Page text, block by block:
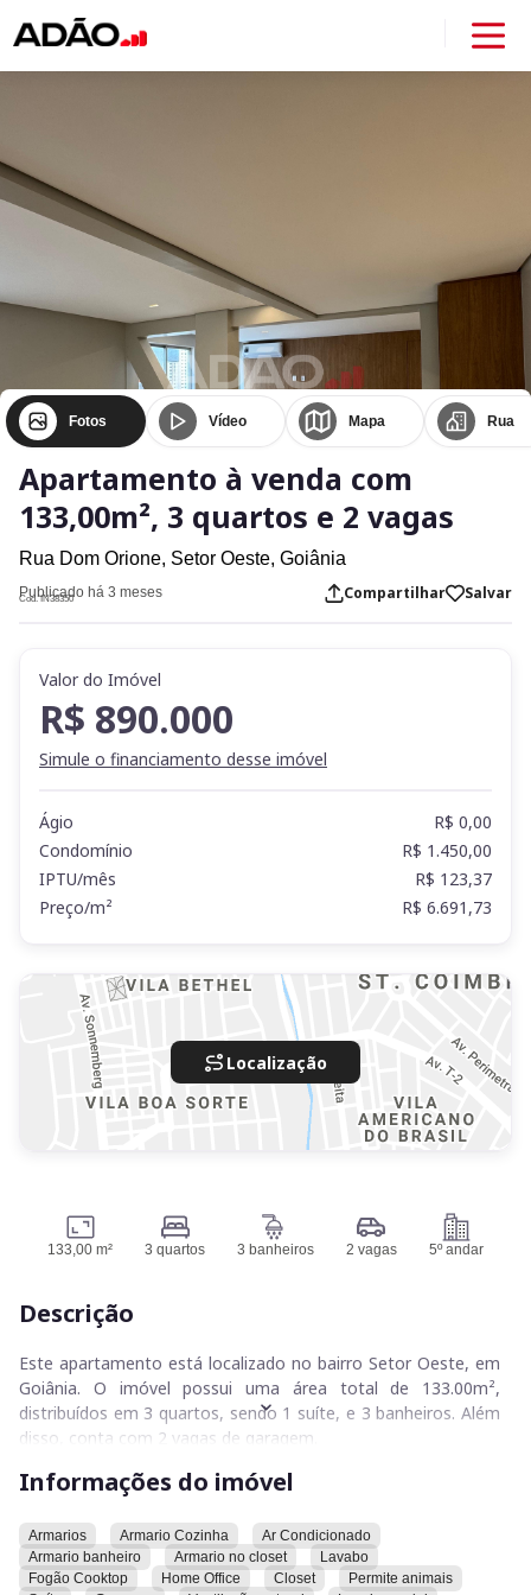
Fotos Vídeo Mapa Rua
Apartamento à venda com
133,00m², 3 quartos e 2 vagas
Rua Dom Orione, Setor Oeste, Goiânia
Publicado há 3 meses
Cod. IN38350 Compartilhar Salvar
Valor do Imóvel
R$ 890.000
Simule o financiamento desse imóvel
Ágio
R$ 0,00
Condomínio
R$ 1.450,00
IPTU/mês
R$ 123,37
Preço/m²
R$ 6.691,73
Localização
133,00 m² 3 quartos 3 banheiros 2 vagas 5º andar
Descrição
Este apartamento está localizado no bairro Setor Oeste, em
Goiânia. O imóvel possui uma área total de 133.00m²,
distribuídos em 3 quartos, sendo 1 suíte, e 3 banheiros. Além
disso, conta com 2 vagas de garagem.
5º andar | recém reformado
🛏️ 3 quartos (1 suíte com closet)
🛋️ Sala ampla integrada com cozinha espaçosa
Informações do imóvel
Armarios Armario Cozinha
Ar Condicionado
Armario banheiro
Armario no closet
Lavabo
Fogão Cooktop
Home Office Closet
Permite animais